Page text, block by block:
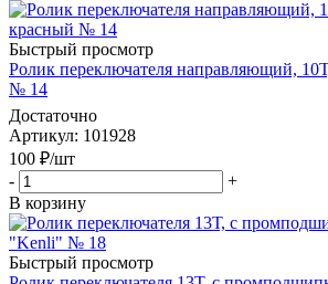
Быстрый просмотр
Ролик переключателя направляющий,
№ 14
Достаточно
Артикул: 101928
100 ₽/шт
-
+
В корзину
Быстрый просмотр